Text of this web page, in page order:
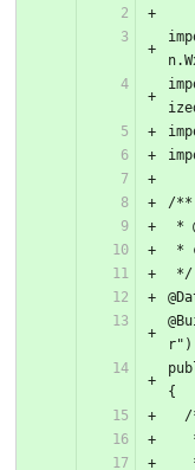
/**
*
*
*/
r")
{